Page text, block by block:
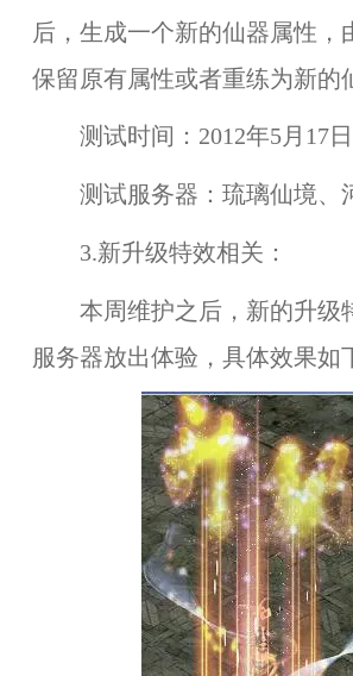
后，生成一个新的仙器属性，
保留原有属性或者重练为新的
测试时间： 2012年5月17
测试服务器： 琉璃仙境、
3.新升级特效相关：
本周维护之后，新的升级
服务器放出体验，具体效果如